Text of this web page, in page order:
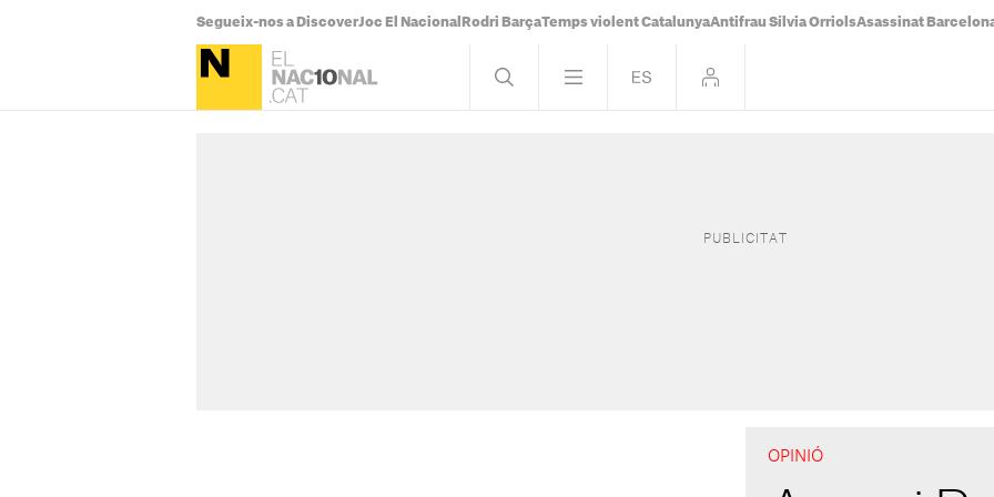
Segueix-nos a DiscoverJoc El Nacional Rodri BarçaTemps violent CatalunyaAntifrau Sílvia OrriolsAsassinat
OPINIÓ